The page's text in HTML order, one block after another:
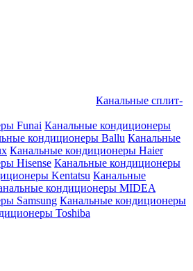
Канальные сплит-
Funai Канальные кондиционеры
кондиционеры Ballu Канальные
Канальные кондиционеры Haier
Hisense Канальные кондиционеры
Kentatsu Канальные
кондиционеры MIDEA
Samsung Канальные кондиционеры
Toshiba